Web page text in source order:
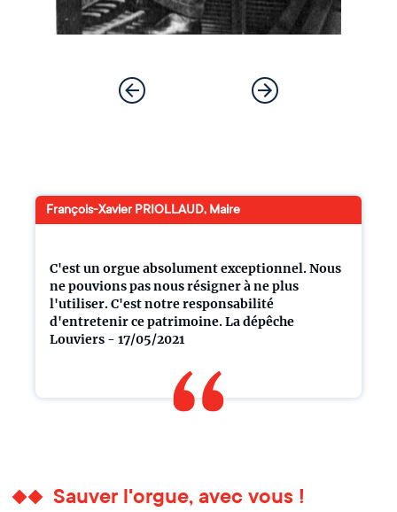
C'est un orgue absolument exceptionnel. Nous
ne pouvions pas nous résigner à ne plus
l'utiliser. C'est notre responsabilité
d'entretenir ce patrimoine. La dépêche
Louviers - 17/05/2021
François-Xavier PRIOLLAUD, Maire
Sauver l'orgue, avec vous !